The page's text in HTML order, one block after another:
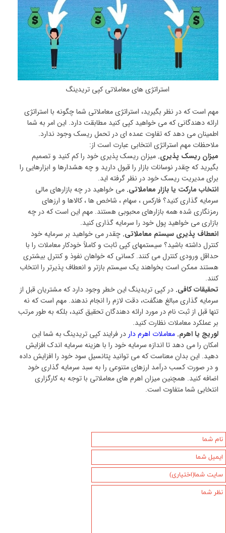
استراتژی های معاملاتی کپی تریدینگ
مهم است که در نظر بگیرید، استراتژی معاملاتی شما چگونه با استراتژی
ارائه دهندگانی که می خواهید کپی کنید مطابقت دارد. این امر به شما
اطمینان می دهد که تفاوت عمده ای در تحمل ریسک وجود ندارد.
ملاحظات مهم استراتژی انتخابی عبارت است از:
میزان ریسک پذیری. میزان ریسک پذیری خود را کم کنید و تصمیم
بگیرید که چقدر نوسانات بازار را قبول دارید و چه هشدارها و ابزارهایی را
برای مدیریت ریسک خود در نظر گرفته اید.
انتخاب مارکت یا بازار معاملاتی. می خواهید در چه بازارهای مالی
سرمایه گذاری کنید؟ فارکس ، سهام ، شاخص ها ، کالاها و ارزهای
رمزنگاری شده همه بازارهای محبوبی هستند. مهم این است که در چه
بازاری می خواهید پول خود را سرمایه گذاری کنید.
انعطاف پذیری سیستم معاملاتی. چقدر می خواهید بر سرمایه خود
کنترل داشته باشید؟ سیستمهای کپی ثابت و کاملاً خودکار معاملات را با
حداقل ورودی کنترل می کنند. کسانی که خواهان نفوذ و کنترل بیشتری
هستند ممکن است بخواهند یک سیستم بازتر و انعطاف پذیرتر را انتخاب
کنند.
تحقیقات کافی. در کپی تریدینگ این خطر وجود دارد که مشتریان قبل از
سرمایه گذاری مبالغ هنگفت، دقت لازم را انجام ندهند. مهم است که نه
تنها قبل از ثبت نام در مورد ارائه دهندگان تحقیق کنید، بلکه به طور مرتب
بر عملکرد معاملات نظارت کنید.
لوریج یا اهرم. معاملات اهرم دار در فرایند کپی تریدینگ به شما این
امکان را می دهد تا اندازه سرمایه خود را با هزینه سرمایه اندک افزایش
دهید. این بدان معناست که می توانید پتانسیل سود خود را افزایش داده
و در صورت کسب درآمد ارزهای متنوعی را به سبد سرمایه گذاری خود
اضافه کنید. همچنین میزان اهرم های معاملاتی با توجه به کارگزاری
انتخابی شما متفاوت است.